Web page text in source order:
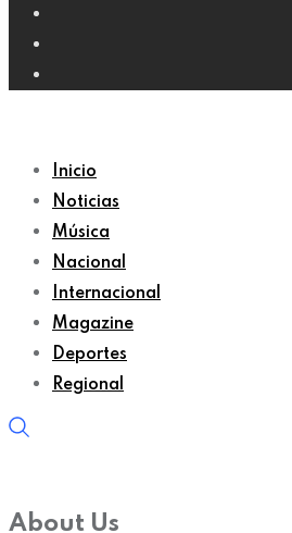
Inicio
Noticias
Música
Nacional
Internacional
Magazine
Deportes
Regional
About Us